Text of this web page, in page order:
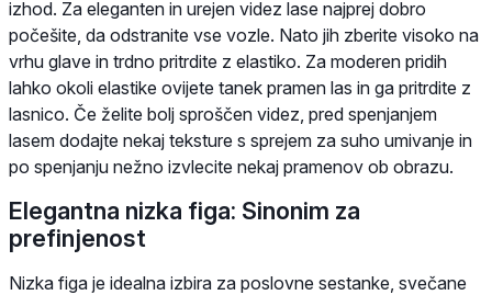
izhod. Za eleganten in urejen videz lase najprej dobro
počešite, da odstranite vse vozle. Nato jih zberite visoko na
vrhu glave in trdno pritrdite z elastiko. Za moderen pridih
lahko okoli elastike ovijete tanek pramen las in ga pritrdite z
lasnico. Če želite bolj sproščen videz, pred spenjanjem
lasem dodajte nekaj teksture s sprejem za suho umivanje in
po spenjanju nežno izvlecite nekaj pramenov ob obrazu.
Elegantna nizka figa: Sinonim za
prefinjenost
Nizka figa je idealna izbira za poslovne sestanke, svečane